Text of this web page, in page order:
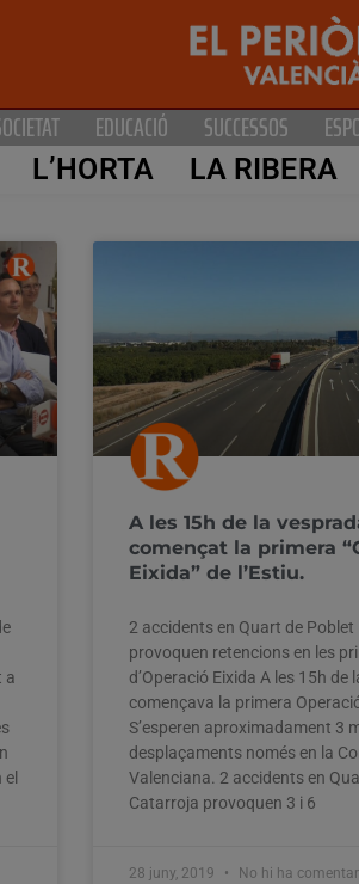
EDUCACIÓ SUCCESSOS
L’HORTA LA RIBERA
a
el
A les 15h de la
començat la primera
Eixida” de l’Estiu.
2 accidents en Quart de Poblet
provoquen retencions en les
d’Operació Eixida A les 15h de
començava la primera
S’esperen aproximadament 3
desplaçaments només en la
Valenciana. 2 accidents en
Catarroja provoquen 3 i 6
28 juny, 2019 No hi ha